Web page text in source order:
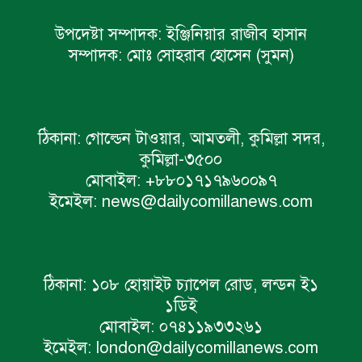
উপদেষ্টা সম্পাদক: ইঞ্জিনিয়ার রাজীব হাসান
সম্পাদক: মোঃ সোহরাব হোসেন (সুমন)
ঠিকানা: গোল্ডেন টাওয়ার, আমতলী, কুমিল্লা সদর,
কুমিল্লা-৩৫০০
মোবাইল: +৮৮০১৭১৭৯৬০০৯৭
ইমেইল: news@dailycomillanews.com
ঠিকানা: ১০৮ হোয়াইট চ্যাপেল রোড, লন্ডন ই১
১ডিই
মোবাইল: ০৭৪১১৯৩৩২৬১
ইমেইল: london@dailycomillanews.com